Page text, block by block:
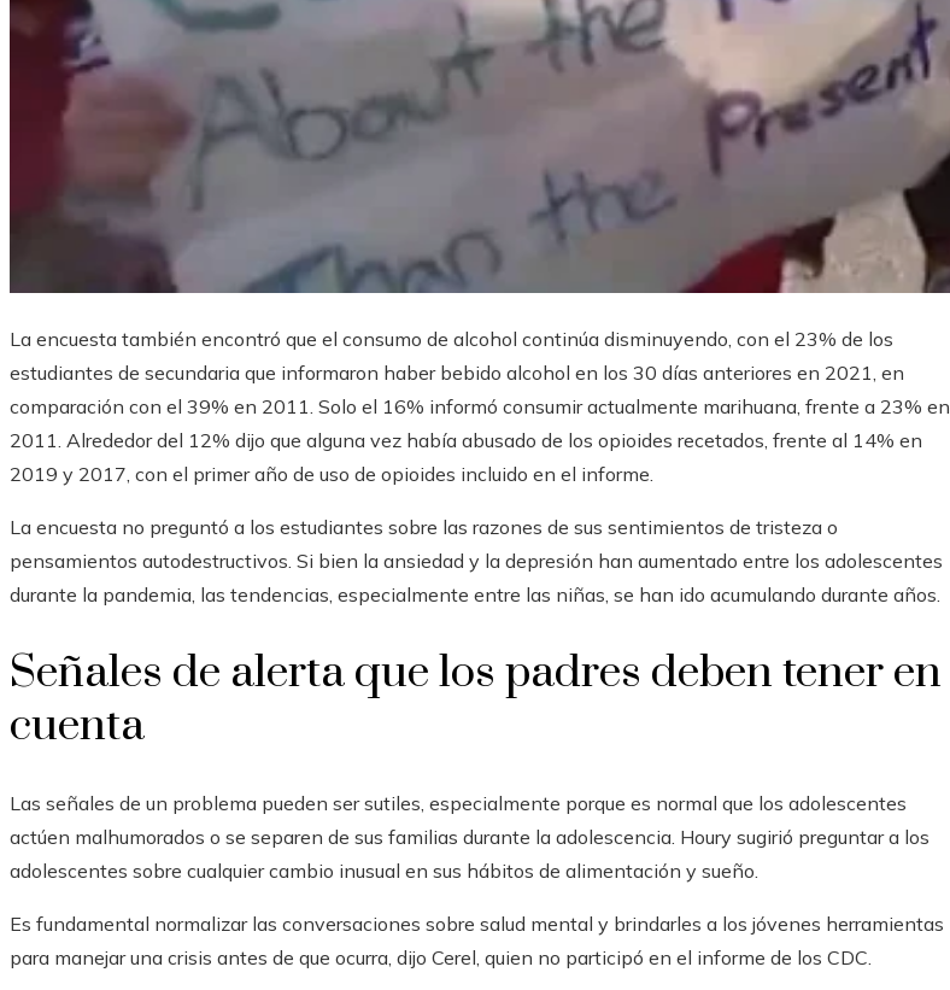
La encuesta también encontró que el consumo de alcohol continúa disminuyendo, con el 23% de los
estudiantes de secundaria que informaron haber bebido alcohol en los 30 días anteriores en 2021, en
comparación con el 39% en 2011. Solo el 16% informó consumir actualmente marihuana, frente a 23% en
2011. Alrededor del 12% dijo que alguna vez había abusado de los opioides recetados, frente al 14% en
2019 y 2017, con el primer año de uso de opioides incluido en el informe.
La encuesta no preguntó a los estudiantes sobre las razones de sus sentimientos de tristeza o
pensamientos autodestructivos. Si bien la ansiedad y la depresión han aumentado entre los adolescentes
durante la pandemia, las tendencias, especialmente entre las niñas, se han ido acumulando durante años.
Señales de alerta que los padres deben tener en
cuenta
Las señales de un problema pueden ser sutiles, especialmente porque es normal que los adolescentes
actúen malhumorados o se separen de sus familias durante la adolescencia. Houry sugirió preguntar a los
adolescentes sobre cualquier cambio inusual en sus hábitos de alimentación y sueño.
Es fundamental normalizar las conversaciones sobre salud mental y brindarles a los jóvenes herramientas
para manejar una crisis antes de que ocurra, dijo Cerel, quien no participó en el informe de los CDC.